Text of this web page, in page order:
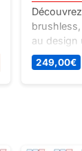
au design
puissant,
roues
249,00€